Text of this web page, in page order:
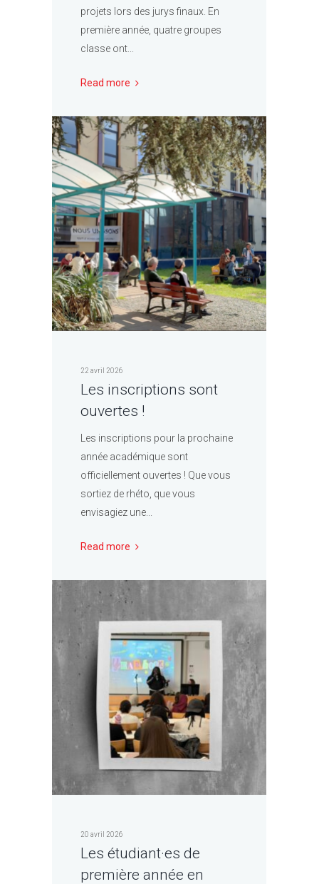
projets lors des jurys finaux. En
première année, quatre groupes
classe ont...
Read more
22 avril 2026
Les inscriptions sont
ouvertes !
Les inscriptions pour la prochaine
année académique sont
officiellement ouvertes ! Que vous
sortiez de rhéto, que vous
envisagiez une...
Read more
20 avril 2026
Les étudiant·es de
première année en